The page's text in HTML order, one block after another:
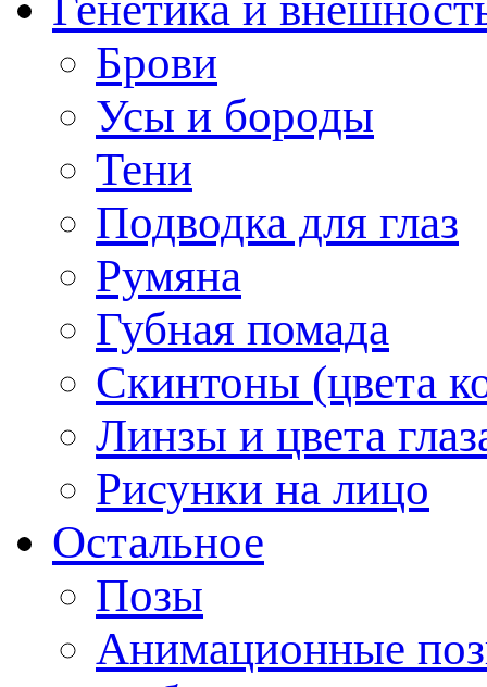
Брови
Усы и бороды
Тени
Подводка для глаз
Румяна
Губная помада
Скинтоны (цвета
Линзы и цвета
Рисунки на лицо
Остальное
Позы
Анимационные